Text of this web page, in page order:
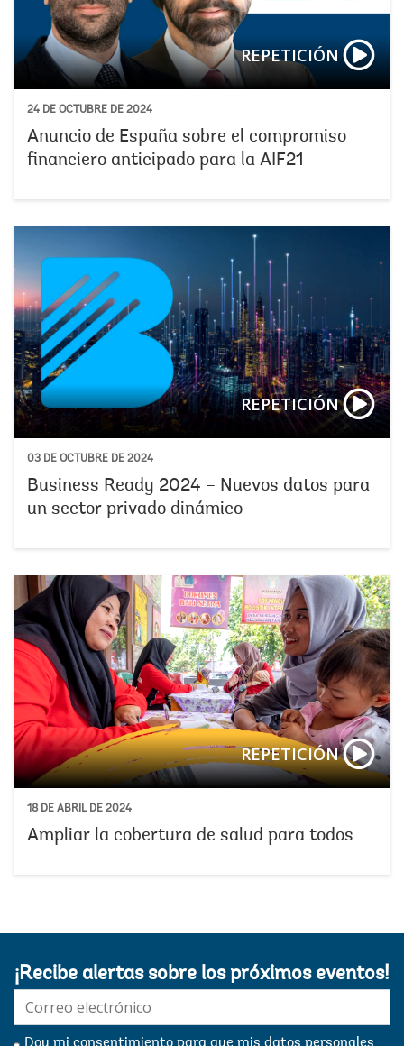
REPETICIÓN
24 DE OCTUBRE DE 2024
Anuncio de España sobre el compromiso
financiero anticipado para la AIF21
REPETICIÓN
03 DE OCTUBRE DE 2024
Business Ready 2024 – Nuevos datos para
un sector privado dinámico
REPETICIÓN
18 DE ABRIL DE 2024
Ampliar la cobertura de salud para todos
¡Recibe alertas sobre los próximos eventos!
mail:
Doy mi consentimiento para que mis datos personales